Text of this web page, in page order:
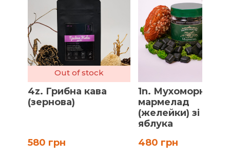
Out of stock
4z. Грибна кава
(зернова)
580 грн
1n. Мухоморний
мармелад
(желейки) зі
яблука
480 грн